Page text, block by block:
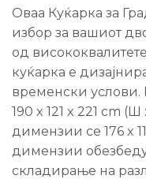
Оваа Куќарка за
избор за вашиот
од
куќарка е
временски
190 x 121 x 221 cm
димензии се 176 x
димензии
складирање на